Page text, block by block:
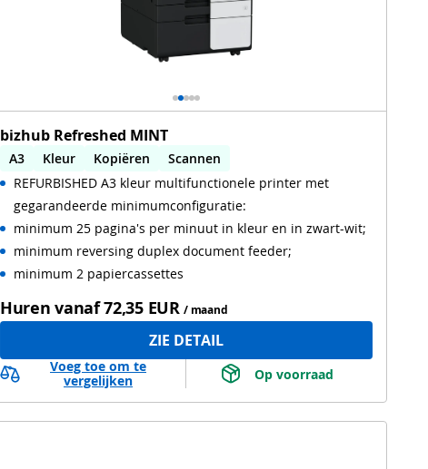
bizhub Refreshed MINT
A3 Kleur Kopiëren
Scannen
Automatisch dubbelzijdig printen
Automatisch dubbelzijdig scannen
Tweedehands
REFURBISHED A3 kleur multifunctionele printer met
gegarandeerde minimumconfiguratie:
minimum 25 pagina's per minuut in kleur en in zwart-wit;
minimum reversing duplex document feeder;
minimum 2 papiercassettes
Huren vanaf72,35 EUR / maand
ZIE DETAIL
Voeg toe om te
vergelijken
Op voorraad